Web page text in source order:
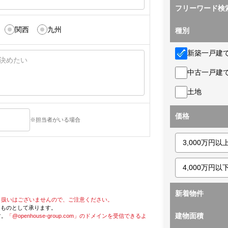
関西 九州
※担当者がいる場合
いはございませんので、ご注意ください。
のとして承ります。
「@openhouse-group.com」のドメインを受信できるよ
フリーワード検
種別
新築一戸建
中古一戸建
土地
価格
新着物件
建物面積